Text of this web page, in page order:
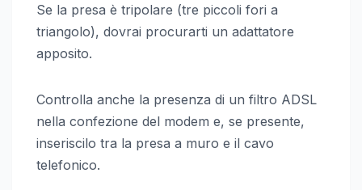
Se la presa è tripolare (tre piccoli fori a
triangolo), dovrai procurarti un adattatore
apposito.
Controlla anche la presenza di un filtro ADSL
nella confezione del modem e, se presente,
inseriscilo tra la presa a muro e il cavo
telefonico.